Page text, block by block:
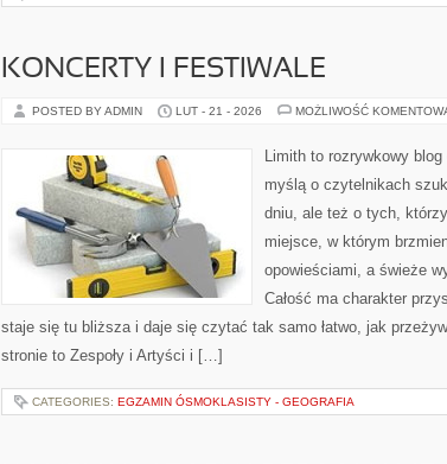
KONCERTY I FESTIWALE
POSTED BY ADMIN LUT - 21 - 2026 MOŻLIWOŚĆ
Limith to rozrywkowy
myślą o czytelnikach
dniu, ale też o tych,
miejsce, w którym
opowieściami, a świeże
Całość ma charakter
staje się tu bliższa i daje się czytać tak samo łatwo, jak
stronie to Zespoły i Artyści i […]
CATEGORIES: EGZAMIN ÓSMOKLASISTY - GEOGRAFIA